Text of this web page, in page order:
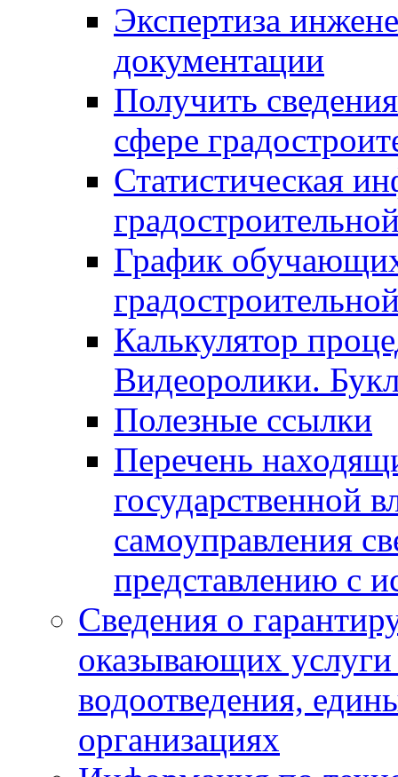
Экспертиза
документации
Получить
сфере
Статистическая
График
Калькулятор
Видеоролики.
Полезные ссылки
Перечень
государственной
самоуправления
представлению с
Сведения о
оказывающих
водоотведения,
организациях